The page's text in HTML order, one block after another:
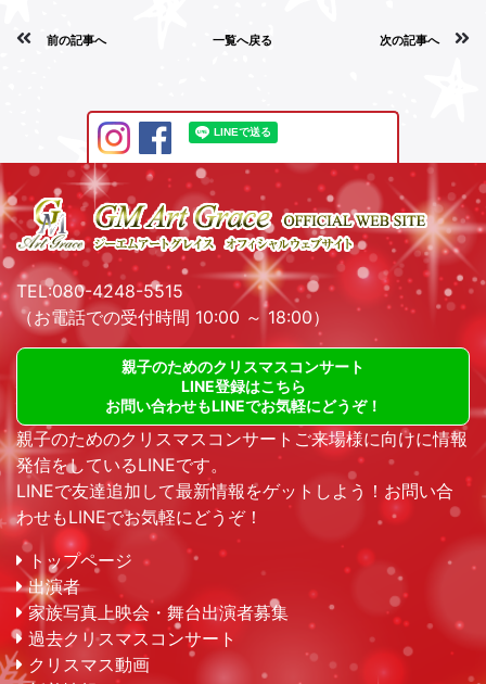
前の記事へ 一覧へ戻る 次の記事へ
TEL:080-4248-5515
（お電話での受付時間 10:00 ～ 18:00）
親子のためのクリスマスコンサート
LINE登録はこちら
お問い合わせもLINEでお気軽にどうぞ！
親子のためのクリスマスコンサートご来場様に向けに情報
発信をしているLINEです。
LINEで友達追加して最新情報をゲットしよう！お問い合
わせもLINEでお気軽にどうぞ！
トップページ
出演者
家族写真上映会・舞台出演者募集
過去クリスマスコンサート
クリスマス動画